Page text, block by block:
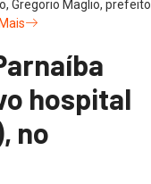
Gregorio Maglio, prefeito
hospital
no